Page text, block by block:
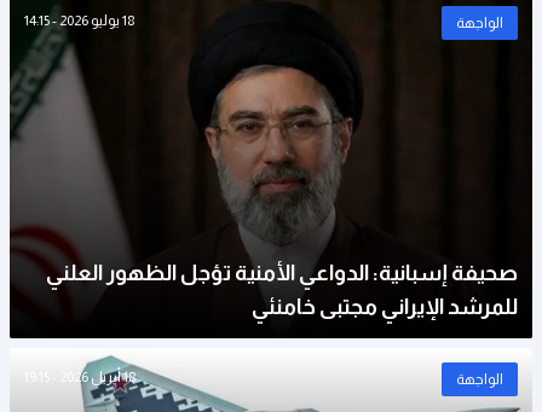
الواجهة 18 يوليو 2026 - 14:15
صحيفة إسبانية: الدواعي الأمنية تؤجل الظهور العلني
للمرشد الإيراني مجتبى خامنئي
الواجهة 18 أبريل 2026 - 19:15